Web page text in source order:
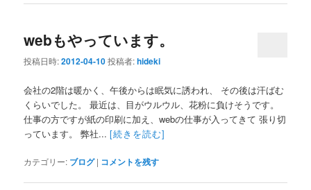
webもやっています。
投稿日時:2012-04-10投稿者:hideki
会社の2階は暖かく、午後からは眠気に誘われ、 その後は汗ばむ
くらいでした。 最近は、目がウルウル、花粉に負けそうです。
仕事の方ですが紙の印刷に加え、webの仕事が入ってきて 張り切
っています。 弊社...[続きを読む]
カテゴリー: ブログ | コメントを残す